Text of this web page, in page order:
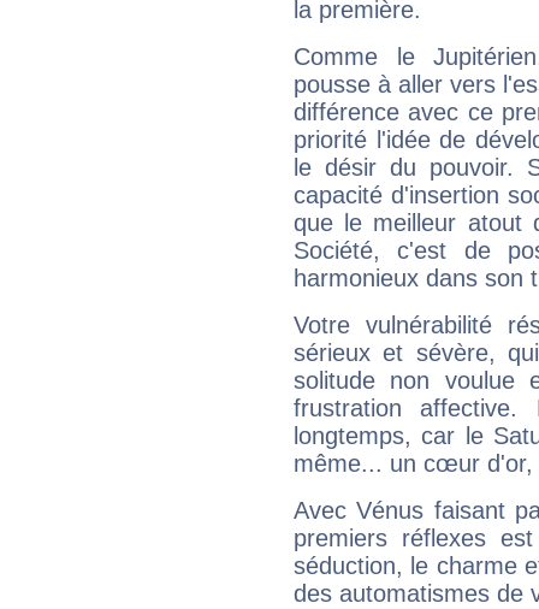
la première.
Comme le
pousse à aller vers
différence avec ce
priorité l'idée de
le désir du pouvoir.
capacité d'insertion
que le meilleur atout
Société, c'est de
harmonieux dans son
Votre vulnérabilité
sérieux et sévère,
solitude non voulue
frustration
longtemps, car le
même... un cœur d'or,
Avec Vénus faisant
premiers réflexes
séduction, le charme
des automatismes de